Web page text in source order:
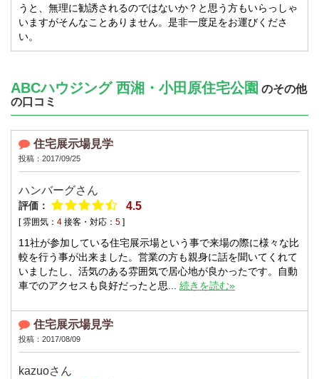
うと、無理に勧誘されるのではないか？と思う方もいらっしゃ
いますがそんなことありません。是非一度足をお運びくださ
い。
ABCハウジング 西湘・小田原住宅公園 のその他
の口コミ
住宅展示場見学
投稿：2017/09/25
ハンバーグさん
評価： 4.5
[ 雰囲気： 4 接客・対応： 5 ]
11社が参加している住宅展示場という事で来場の際に様々な比
較を行う事が出来ました。営業の方も親身に話を聞いてくれて
いましたし、活気のある雰囲気で居心地が良かったです。自動
車でのアクセスも良好だったと思... 続きを読む»
住宅展示場見学
投稿：2017/08/09
kazuoさん